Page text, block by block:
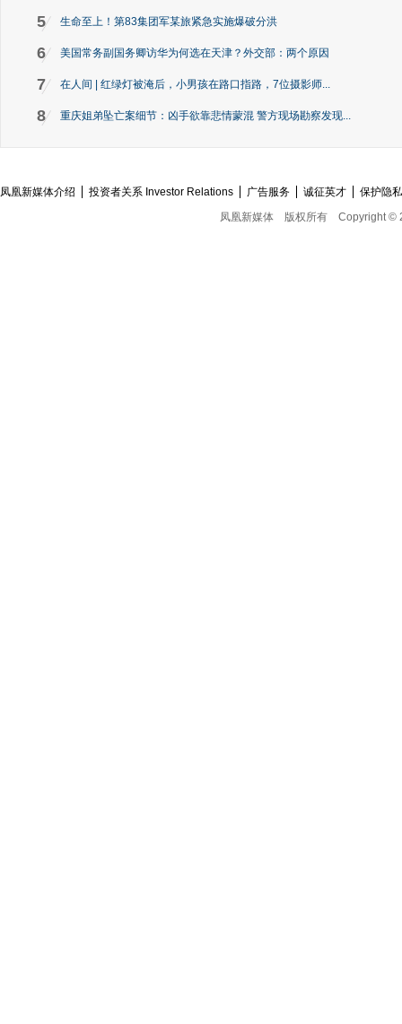
5 生命至上！第83集团军某旅紧急实施爆破分洪
6 美国常务副国务卿访华为何选在天津？外交部：两个原因
7 在人间 | 红绿灯被淹后，小男孩在路口指路，7位摄影师...
8 重庆姐弟坠亡案细节：凶手欲靠悲情蒙混 警方现场勘察发现...
凤凰新媒体介绍 投资者关系 Investor Relations 广告服务 诚征英才
保护隐
凤凰新媒体
版权所有 Copyright ©